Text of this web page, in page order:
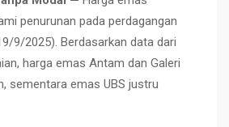
penurunan pada perdagangan
9/2025). Berdasarkan data dari
harga emas Antam dan Galeri
sementara emas UBS justru